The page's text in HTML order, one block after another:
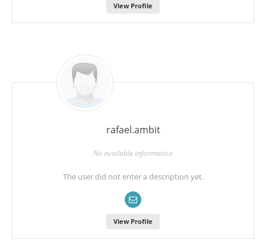
View Profile
rafael.ambit
No available information
The user did not enter a description yet.
View Profile